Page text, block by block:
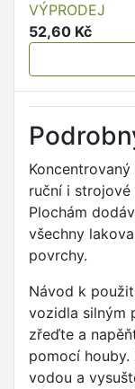
VÝPRODEJ
52,60 Kč
ruční i strojové
Plochám
všechny
povrchy.
Návod k
vozidla silným
zřeďte a
pomocí
vodou a